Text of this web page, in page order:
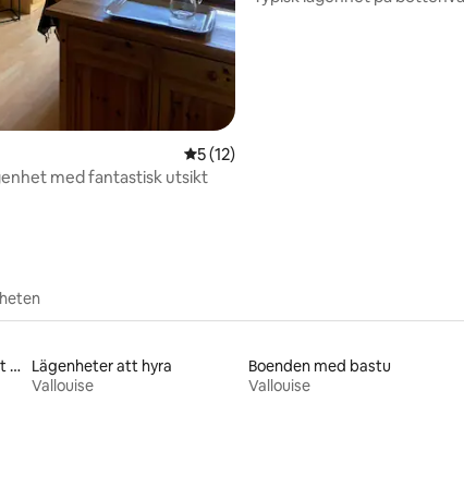
5 av 5 i genomsnittligt betyg, 12
5 (12)
med fantastisk utsikt
Familjevänliga boenden att hyra
Lägenheter att hyra
Vallouise
Boenden med bastu
Vallouise